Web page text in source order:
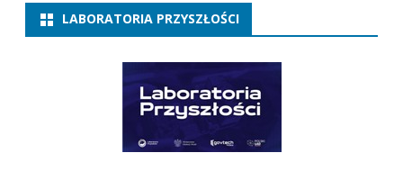
LABORATORIA PRZYSZŁOŚCI